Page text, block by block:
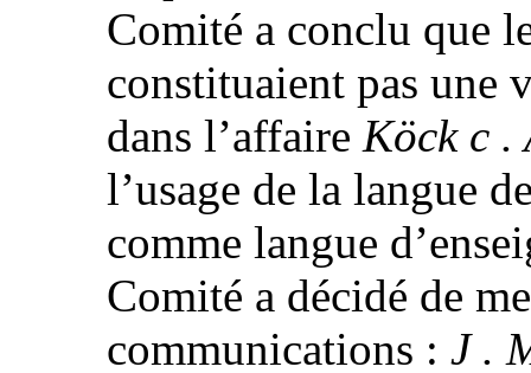
Comité a conclu que
constituaient pas une
dans l’affaire Köck c .
l’usage de la langue
comme langue
Comité a décidé de
communications : J .